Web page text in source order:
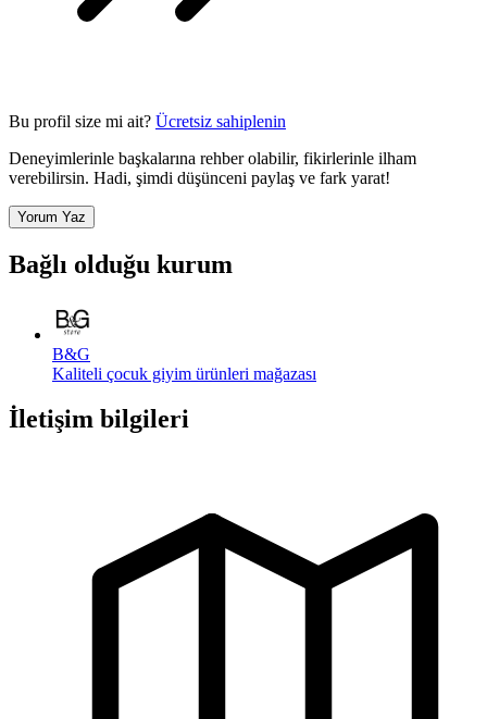
Bu profil size mi ait? Ücretsiz sahiplenin
Deneyimlerinle başkalarına rehber olabilir, fikirlerinle ilham
verebilirsin. Hadi, şimdi düşünceni paylaş ve fark yarat!
Yorum Yaz
Bağlı olduğu kurum
B&G
Kaliteli çocuk giyim ürünleri mağazası
İletişim bilgileri